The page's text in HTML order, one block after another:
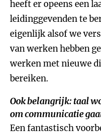
heeft er opeens een
leidinggevenden te
eigenlijk alsof we
van werken hebben
werken met nieuwe
bereiken.
Ook belangrijk: taal
om communicatie
Een fantastisch